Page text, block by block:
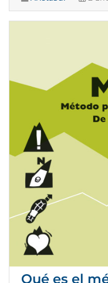
Qué es el